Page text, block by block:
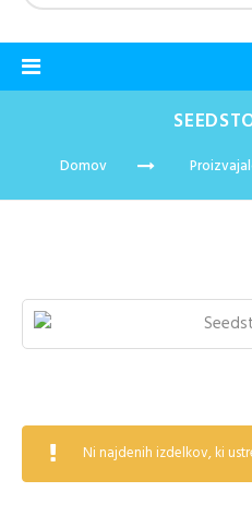
Domov
Ni najdenih izdelkov, ki